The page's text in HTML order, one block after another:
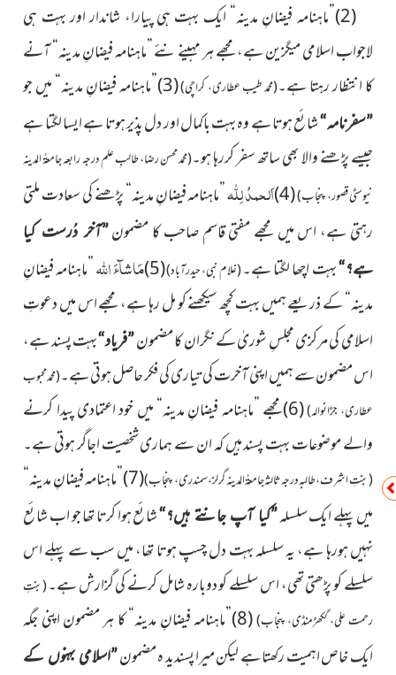
(2)”ماہنامہ فیضانِ مدینہ“ ایک بہت ہی پیارا، شاندار اور بہت ہی
لاجواب اسلامی میگزین ہے، مجھے ہر مہینے نئے ”ماہنامہ فیضانِ مدینہ“ آنے
کا انتظار رہتا ہے۔(محمد طیب عطاری، کراچی)(3)”ماہنامہ فیضانِ مدینہ“ میں جو
”سفرنامہ“شائع ہوتا ہے وہ بہت باکمال اور دل پذیر ہوتا ہے ایسا لگتا ہے
جیسے پڑھنے والا بھی ساتھ سفر کررہا ہو۔(محمد محسن رضا، طالبِ علم درجہ رابعہ جامعۃُ المدینہ
نیوسٹی قصور، پنجاب)(4) اَلحمدُ لِلّٰہ”ماہنامہ فیضانِ مدینہ“ پڑھنے کی سعادت ملتی
رہتی ہے، اس میں مجھے مفتی قاسم صاحب کا مضمون”آخر دُرست کیا
ہے؟“بہت اچھا لگتا ہے۔(غلام نبی، حیدرآباد)(5) مَاشآءَ اللہ”ماہنامہ فیضانِ
مدینہ“ کے ذریعے ہمیں بہت کچھ سیکھنے کو مل رہا ہے، مجھے اس میں دعوتِ
اسلامی کی مرکزی مجلسِ شوریٰ کے نگران کا مضمون”فریاد“بہت پسند ہے،
اس مضمون سے ہمیں اپنی آخرت کی تیاری کی فکر حاصل ہوتی ہے۔(محمد محبوب
عطاری، جڑانوالہ)
(6)مجھے ”ماہنامہ فیضانِ مدینہ“ میں خود اعتمادی پیدا کرنے
والے موضوعات بہت پسند ہیں کہ ان سے ہماری شخصیت اجاگر ہوتی ہے۔
(بنتِ اشرف، طالبہ درجہ ثالثہ جامعۃُ المدینہ گرلز، سمندری، پنجاب)
(7)”ماہنامہ فیضانِ مدینہ“
میں پہلے ایک سلسلہ”کیا آپ جانتے ہیں؟“شائع ہوا کرتا تھا جو اب شائع
نہیں ہورہا ہے، یہ سلسلہ بہت دل چسپ ہوتا تھا، میں سب سے پہلے اس
سلسلے کو پڑھتی تھی، اس سلسلے کو دوبارہ شامل کرنے کی گزارش ہے۔(بنتِ
رحمت علی، گکھڑمنڈی، پنجاب)
(8)”ماہنامہ فیضانِ مدینہ“ کا ہر مضمون اپنی جگہ
ایک خاص اہمیت رکھتا ہے لیکن میرا پسندید ہ مضمون”اسلامی بہنوں کے